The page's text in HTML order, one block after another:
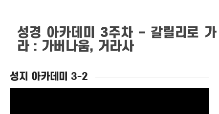
성경 아카데미 3주차 – 갈릴리로 가
라 : 가버나움, 거라사
성지 아카데미 3-2